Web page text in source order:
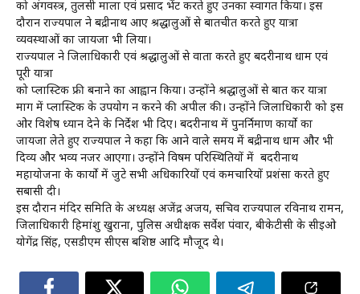
को अंगवस्त्र, तुलसी माला एवं प्रसाद भेंट करते हुए उनका स्वागत किया। इस
दौरान राज्यपाल ने बद्रीनाथ आए श्रद्धालुओं से बातचीत करते हुए यात्रा
व्यवस्थाओं का जायजा भी लिया।
राज्यपाल ने जिलाधिकारी एवं श्रद्धालुओं से वार्ता करते हुए बदरीनाथ धाम एवं
पूरी यात्रा
को प्लास्टिक फ्री बनाने का आह्वान किया। उन्होंने श्रद्धालुओं से बात कर यात्रा
मार्ग में प्लास्टिक के उपयोग न करने की अपील की। उन्होंने जिलाधिकारी को इस
ओर विशेष ध्यान देने के निर्देश भी दिए। बदरीनाथ में पुनर्निर्माण कार्यो का
जायजा लेते हुए राज्यपाल ने कहा कि आने वाले समय में बद्रीनाथ धाम और भी
दिव्य और भव्य नजर आएगा। उन्होंने विषम परिस्थितियों में बदरीनाथ
महायोजना के कार्यो में जुटे सभी अधिकारियों एवं कर्मचारियों प्रशंसा करते हुए
सबासी दी।
इस दौरान मंदिर समिति के अध्यक्ष अजेंद्र अजय, सचिव राज्यपाल रविनाथ रामन,
जिलाधिकारी हिमांशु खुराना, पुलिस अधीक्षक सर्वेश पंवार, बीकेटीसी के सीईओ
योगेंद्र सिंह, एसडीएम सीएस बशिष्ठ आदि मौजूद थे।